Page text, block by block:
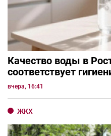
Качество воды в
соответствует
вчера, 16:41
ЖКХ